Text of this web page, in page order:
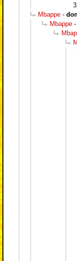
Mbappe -
Mbappe -